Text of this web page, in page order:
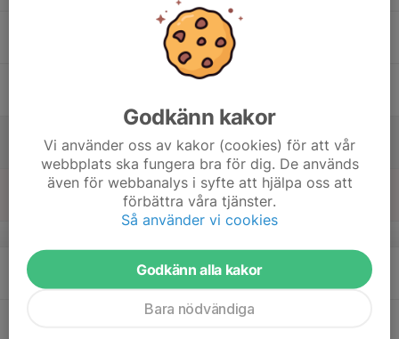
20
Mån
Godkänn kakor
Vi använder oss av kakor (cookies) för att vår
webbplats ska fungera bra för dig. De används
även för webbanalys i syfte att hjälpa oss att
förbättra våra tjänster.
Så använder vi cookies
Godkänn alla kakor
Bara nödvändiga